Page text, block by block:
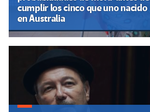
cumplir los cinco que uno nacido
en Australia